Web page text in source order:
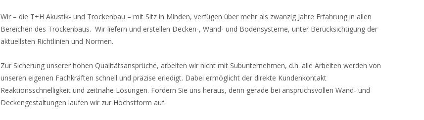
Wir – die T+H Akustik- und Trockenbau – mit Sitz in Minden, verfügen über mehr als zwanzig Jahre Erfahrung in allen
Bereichen des Trockenbaus. Wir liefern und erstellen Decken-, Wand- und Bodensysteme, unter Berücksichtigung der
aktuellsten Richtlinien und Normen.
Zur Sicherung unserer hohen Qualitätsansprüche, arbeiten wir nicht mit Subunternehmen, d.h. alle Arbeiten werden von
unseren eigenen Fachkräften schnell und präzise erledigt. Dabei ermöglicht der direkte Kundenkontakt
Reaktionsschnelligkeit und zeitnahe Lösungen. Fordern Sie uns heraus, denn gerade bei anspruchsvollen Wand- und
Deckengestaltungen laufen wir zur Höchstform auf.